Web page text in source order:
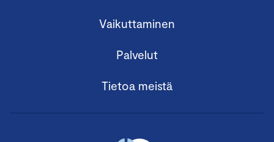
Vaikuttaminen
Palvelut
Tietoa meistä